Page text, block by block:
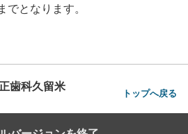
でとなります。
歯科久留米 トップへ戻る